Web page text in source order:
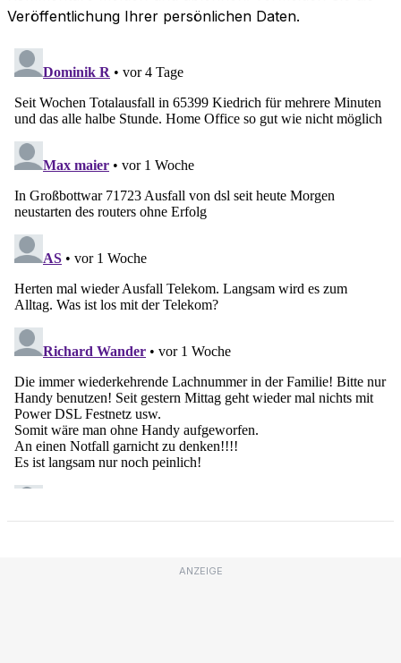
Veröffentlichung Ihrer persönlichen Daten.
ANZEIGE